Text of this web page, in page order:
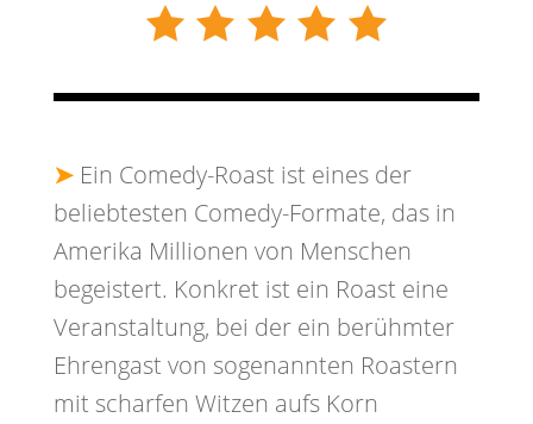
➤ Ein Comedy-Roast ist eines der
beliebtesten Comedy-Formate, das in
Amerika Millionen von Menschen
begeistert. Konkret ist ein Roast eine
Veranstaltung, bei der ein berühmter
Ehrengast von sogenannten Roastern
mit scharfen Witzen aufs Korn